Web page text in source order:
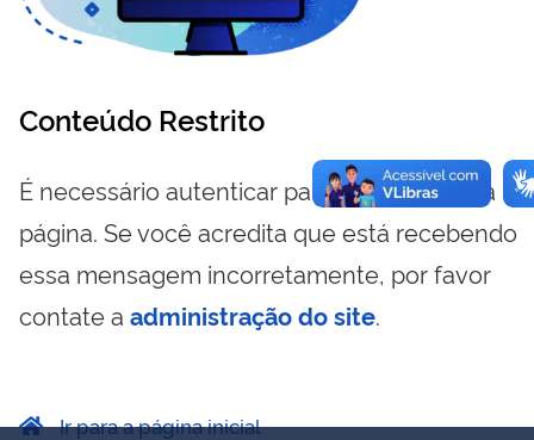
Conteúdo Restrito
É necessário autenticar para visualizar essa
página. Se você acredita que está recebendo
essa mensagem incorretamente, por favor
contate a administração do site.
Ir para a página inicial